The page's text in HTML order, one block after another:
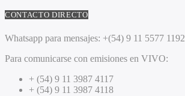
CONTACTO DIRECTO
Whatsapp para mensajes: +(54) 9 11 5577 1192
Para comunicarse con emisiones en VIVO:
+ (54) 9 11 3987 4117
+ (54) 9 11 3987 4118